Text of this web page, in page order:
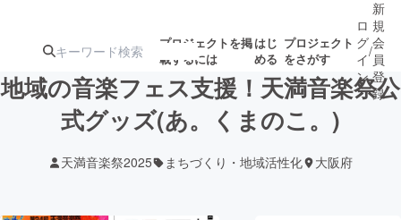
プロジェクトを掲
載するには
はじ
める
プロジェクト
をさがす
注目のリ
ターン
ジェクト
募集終了が近いプ
ロジェクト
もうすぐ公開
されます
ロ
グ
イ
ン
/
新
規
会
員
登
録
地域の音楽フェス支援！天満音楽祭公
式グッズ(あ。くまのこ。)
天満音楽祭2025 まちづくり・地域活性化 大阪府